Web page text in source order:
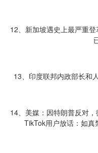
12、新加坡遇史上最严重
13、印度联邦内政部长和
14、美媒：因特朗普反对
TikTok用户放话：如真